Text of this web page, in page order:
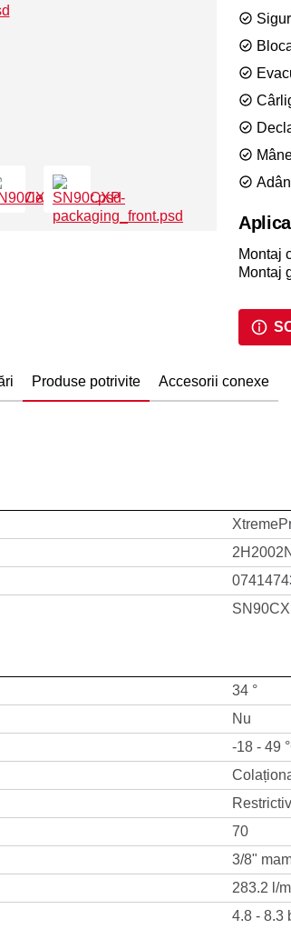
Montaj
Montaj
Produse potrivite Accesorii conexe
2H2002N
34 °
Nu
-18 - 49
Restrictiv
70
3/8"
283.2 l/m
4.8 - 8.3